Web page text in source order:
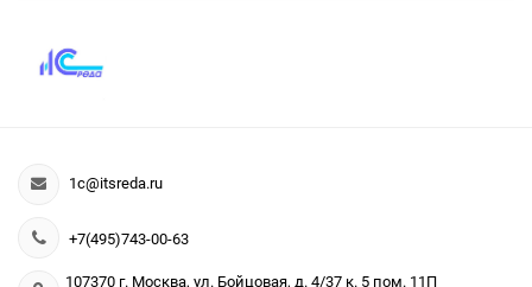
1c@itsreda.ru
+7(495)743-00-63
107370 г. Москва, ул. Бойцовая, д. 4/37 к. 5 пом. 11П